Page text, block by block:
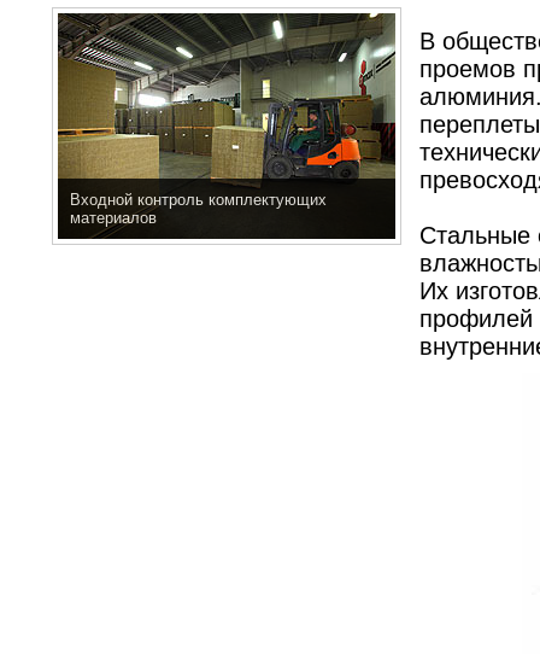
Входной контроль комплектующих
материалов
В
проемов
Стальные
Их
профилей